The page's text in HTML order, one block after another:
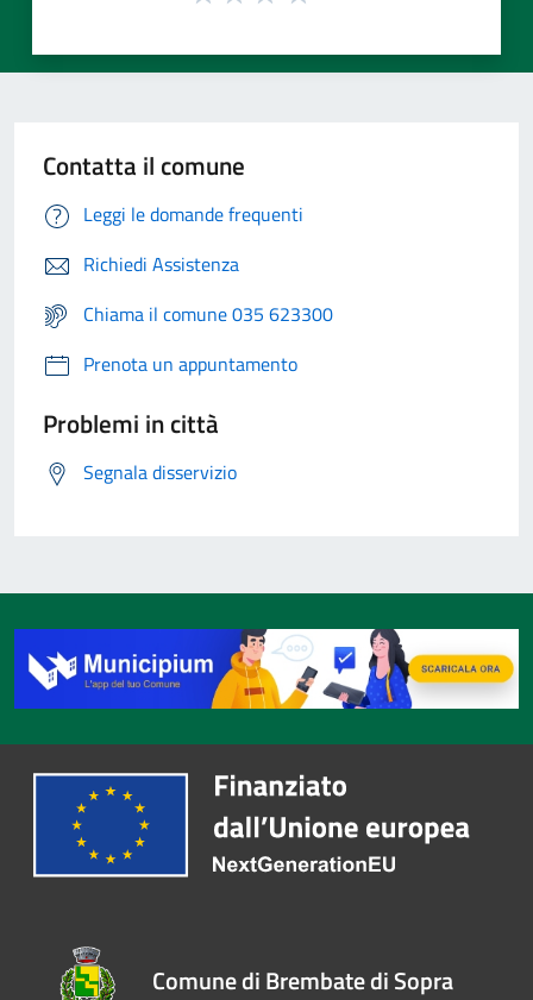
Contatta il comune
Leggi le domande frequenti
Richiedi Assistenza
Chiama il comune 035 623300
Prenota un appuntamento
Problemi in città
Segnala disservizio
Comune di Brembate di Sopra